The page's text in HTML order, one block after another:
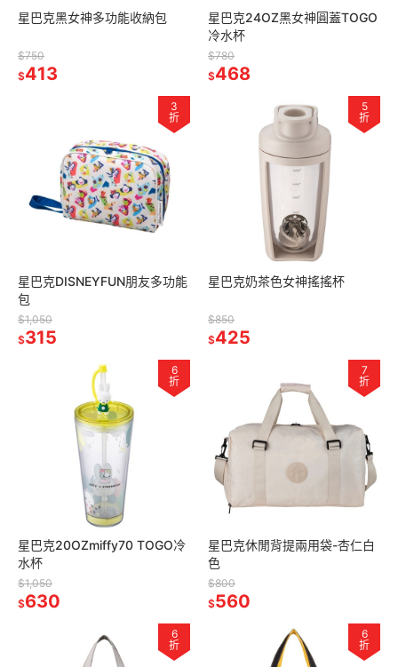
星巴克黑女神多功能收納包
$750
$413
星巴克24OZ黑女神圓蓋TOGO
冷水杯
$780
$468
3
折
星巴克DISNEYFUN朋友多功能
包
$1,050
$315
5
折
星巴克奶茶色女神搖搖杯
$850
$425
6
折
星巴克20OZmiffy70 TOGO冷
水杯
$1,050
$630
7
折
星巴克休閒背提兩用袋-杏仁白
色
$800
$560
6
折
6
折